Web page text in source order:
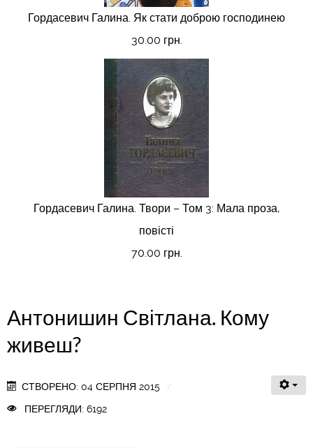
Гордасевич Галина. Як стати доброю господинею
30.00 грн.
Гордасевич Галина. Твори – Том 3: Мала проза,
повісті
70.00 грн.
Антонишин Світлана. Кому
живеш?
СТВОРЕНО: 04 СЕРПНЯ 2015
ПЕРЕГЛЯДИ: 6192